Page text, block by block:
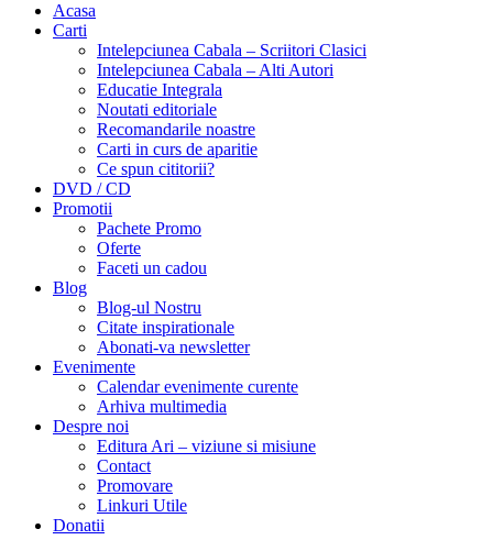
Acasa
Carti
Intelepciunea Cabala – Scriitori Clasici
Intelepciunea Cabala – Alti Autori
Educatie Integrala
Noutati editoriale
Recomandarile noastre
Carti in curs de aparitie
Ce spun cititorii?
DVD / CD
Promotii
Pachete Promo
Oferte
Faceti un cadou
Blog
Blog-ul Nostru
Citate inspirationale
Abonati-va newsletter
Evenimente
Calendar evenimente curente
Arhiva multimedia
Despre noi
Editura Ari – viziune si misiune
Contact
Promovare
Linkuri Utile
Donatii